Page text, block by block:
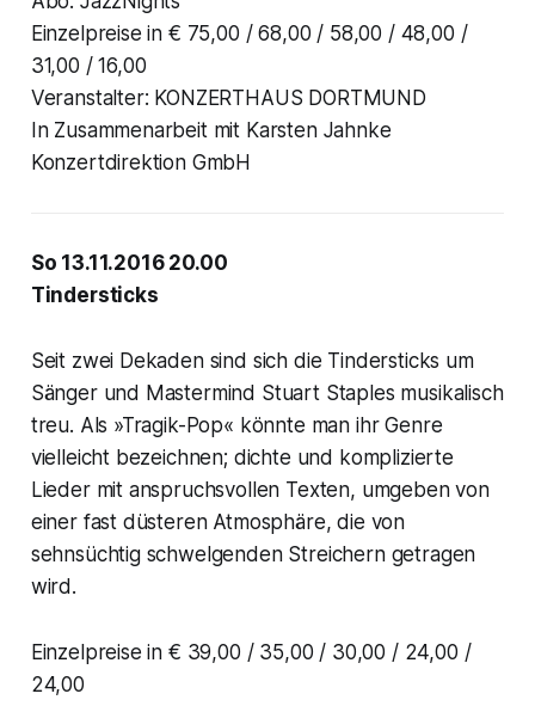
Einzelpreise in € 75,00 / 68,00 / 58,00 / 48,00 /
31,00 / 16,00
Veranstalter: KONZERTHAUS DORTMUND
In Zusammenarbeit mit Karsten Jahnke
Konzertdirektion GmbH
So 13.11.2016 20.00
Tindersticks
Seit zwei Dekaden sind sich die Tindersticks um
Sänger und Mastermind Stuart Staples musikalisch
treu. Als »Tragik-Pop« könnte man ihr Genre
vielleicht bezeichnen; dichte und komplizierte
Lieder mit anspruchsvollen Texten, umgeben von
einer fast düsteren Atmosphäre, die von
sehnsüchtig schwelgenden Streichern getragen
wird.
Einzelpreise in € 39,00 / 35,00 / 30,00 / 24,00 /
24,00